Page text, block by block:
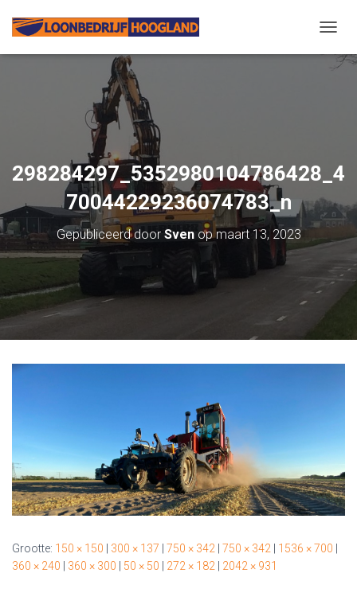
A
W
S
S
N
298284297_5352980104786428_4
70044229236074783_n
Gepubliceerd door Svenopmaart 13, 2023
Grootte: 150 × 150 | 300 × 137 | 750 × 342 | 750 × 342 | 1536 × 700 |
360 × 240 | 360 × 300 | 50 × 50 | 272 × 182 | 2042 × 931